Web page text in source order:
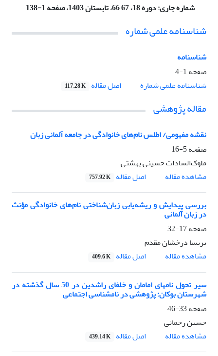
شماره جاری:دوره 18، 67 66، تابستان 1403، صفحه 1-138
شناسنامه علمی شماره
شناسنامه
صفحه1-4
شناسنامه علمی شماره
اصل مقاله 117.28 K
مقاله پژوهشی
نقشه مفهومی/ اطلس نام‌های خانوادگی در جامعه آلمانی زبان
صفحه5-16
ملوک‌السادات حسینی بهشتی
مشاهده مقاله
اصل مقاله 757.92 K
بررسی پیدایش و ریشه‌یابی زبان‌شناختی نام‌های خانوادگی مؤنث
در زبان آلمانی
صفحه17-32
پریسا درخشان مقدم
مشاهده مقاله
اصل مقاله 409.6 K
سیر تحول نام­های امامان و خلفای راشدین در 50 سال گذشته در
شهرستان بوکان: پژوهشی در نام­شناسی اجتماعی
صفحه33-46
حسین رحمانی
مشاهده مقاله
اصل مقاله 439.14 K